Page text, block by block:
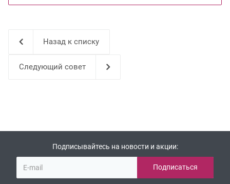
Назад к списку
Следующий совет
Подписывайтесь на новости и акции: